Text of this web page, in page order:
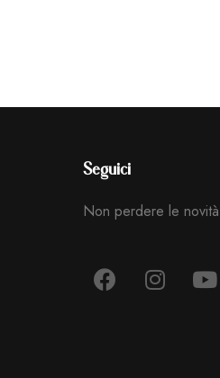
Seguici
Non perdere le novità